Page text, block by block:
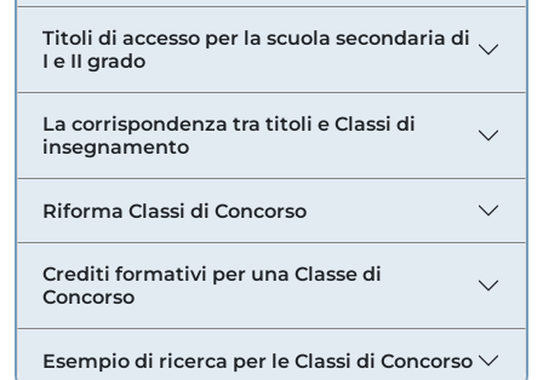
Titoli di accesso per la scuola secondaria di
I e II grado
La corrispondenza tra titoli e Classi di
insegnamento
Riforma Classi di Concorso
Crediti formativi per una Classe di
Concorso
Esempio di ricerca per le Classi di Concorso